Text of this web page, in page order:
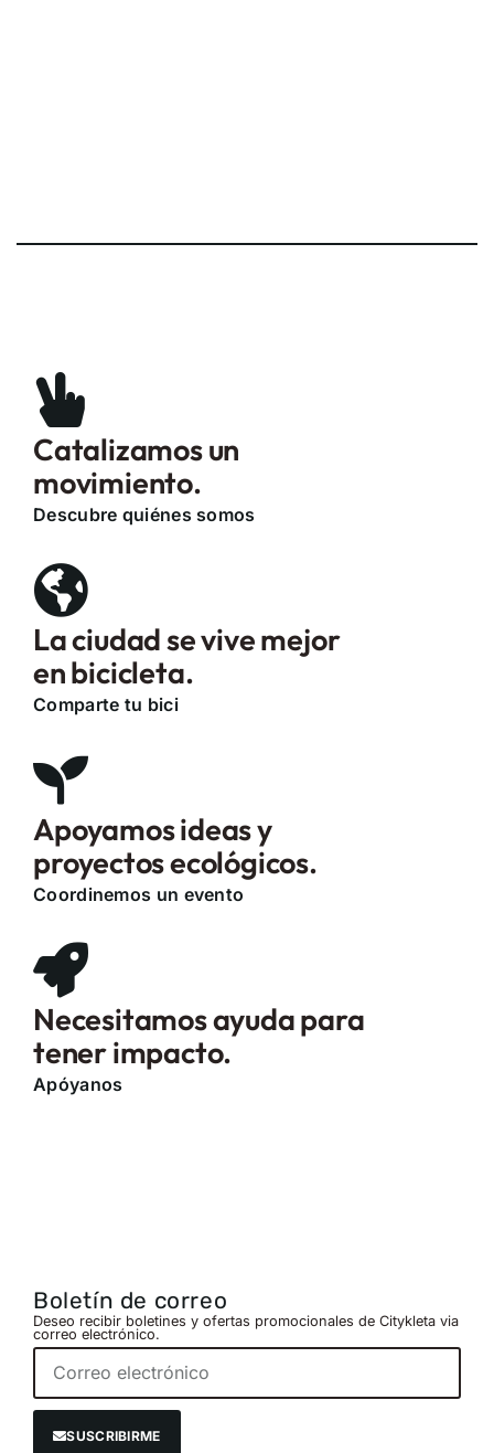
Catalizamos un
movimiento.
Descubre quiénes somos
La ciudad se vive mejor
en bicicleta.
Comparte tu bici
Apoyamos ideas y
proyectos ecológicos.
Coordinemos un evento
Necesitamos ayuda para
tener impacto.
Apóyanos
Boletín de correo
Deseo recibir boletines y ofertas promocionales de Citykleta via
correo electrónico.
SUSCRIBIRME